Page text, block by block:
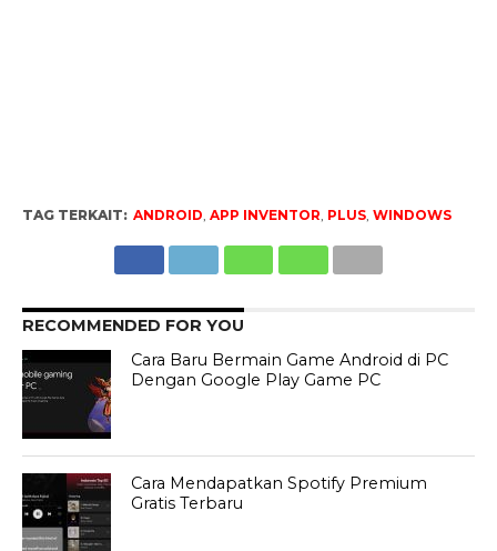
TAG TERKAIT: ANDROID APP INVENTOR PLUS, WINDOWS
RECOMMENDED FOR YOU
Cara Baru Bermain Game Android di PC
Dengan Google Play Game PC
Cara Mendapatkan Spotify Premium
Gratis Terbaru